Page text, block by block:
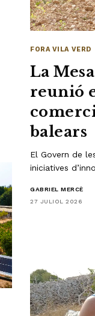
FORA VILA VERD
La
reunió
balears
El Govern de
iniciatives
GABRIEL MERCÈ
27 JULIOL 2026